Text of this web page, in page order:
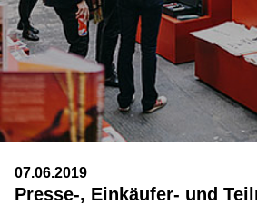
07.06.2019
Presse-, Einkäufer- und